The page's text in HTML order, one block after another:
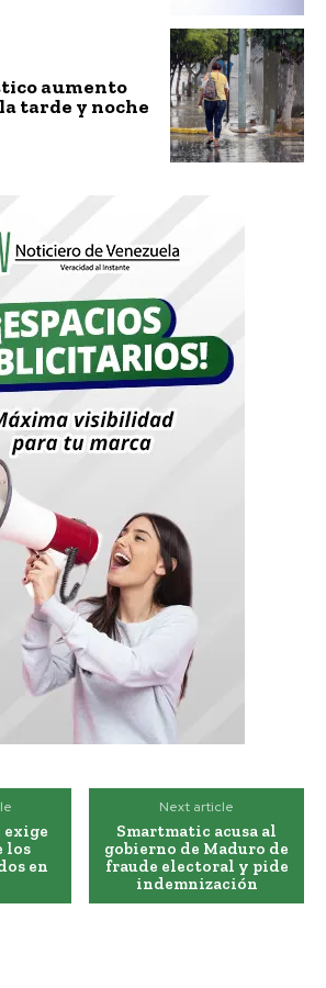
aumento
tarde y noche
exige
los
en
Next article
Smartmatic acusa al
gobierno de Maduro de
fraude electoral y pide
indemnización